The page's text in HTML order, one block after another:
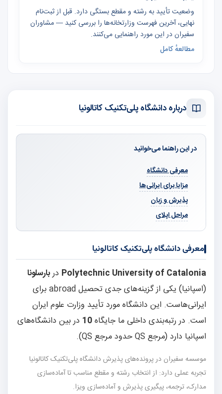
وضعیت تأیید به رشته و مقطع بستگی دارد. قبل از ثبت‌نام
نهایی، آخرین فهرست وزارتخانه‌ها را بررسی کنید — مشاوران
سفیران در این مورد راهنمایی می‌کنند.
مطالعهٔ کامل
درباره دانشگاه پلی‌تکنیک کاتالونیا
در این راهنما می‌خوانید
معرفی دانشگاه
مزایا برای ایرانی‌ها
پذیرش و زبان
مراحل اپلای
معرفی دانشگاه پلی‌تکنیک کاتالونیا
Polytechnic University of Catalonia دربارسلونا
(اسپانیا) یکی از گزینه‌های جدی تحصیل abroad برای
ایرانی‌هاست. این دانشگاه مورد تأیید وزارت علوم ایران
است. در رتبه‌بندی داخلی ما جایگاه10 در بین دانشگاه‌های
اسپانیا دارد (مرجع QS حدود مرجع QS).
موسسه سفیران در پرونده‌های پذیرش دانشگاه پلی‌تکنیک کاتالونیا
تجربه عملی دارد: از انتخاب رشته و مقطع مناسب تا آماده‌سازی
مدارک، ترجمه، پیگیری پذیرش و آماده‌سازی ویزا.